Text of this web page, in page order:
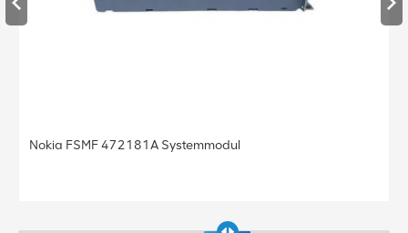
Nokia FRGU RRU 472956A FLEXI RF MODULE 6TX 2100